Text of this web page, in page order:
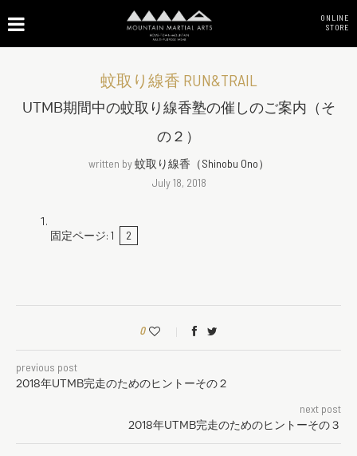
ONLINE
STORE
蚊取り線香 RUN&TRAIL
UTMB期間中の蚊取り線香塾の催しのご案内（そ
の２）
written by蚊取り線香（Shinobu Ono）
July 18, 2018
固定ページ: 1 2
0
previous post
2018年UTMB完走のためのヒントーその２
next post
2018年UTMB完走のためのヒントーその３